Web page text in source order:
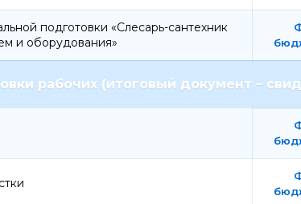
подготовки «Слесарь-сантехник
и оборудования»
рабочих (итоговый документ –